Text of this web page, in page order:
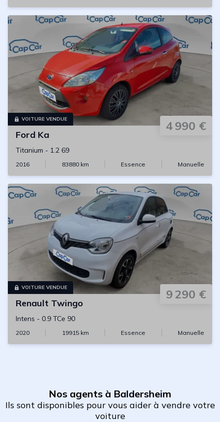
VOITURE VENDUE 4 990 €
Ford Ka
Titanium - 1.2 69
2016 83880km Essence Manuelle
VOITURE VENDUE 9 290 €
Renault Twingo
Intens - 0.9 TCe 90
2020 19915km Essence Manuelle
Nos agents à Baldersheim
Ils sont disponibles pour vous aider à vendre votre
voiture